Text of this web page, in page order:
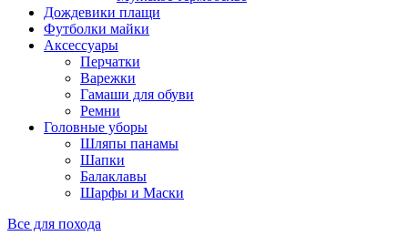
Дождевики плащи
Футболки майки
Аксессуары
Перчатки
Варежки
Гамаши для обуви
Ремни
Головные уборы
Шляпы панамы
Шапки
Балаклавы
Шарфы и Маски
Все для похода